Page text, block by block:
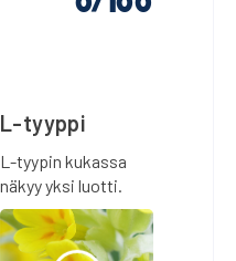
L-tyyppi